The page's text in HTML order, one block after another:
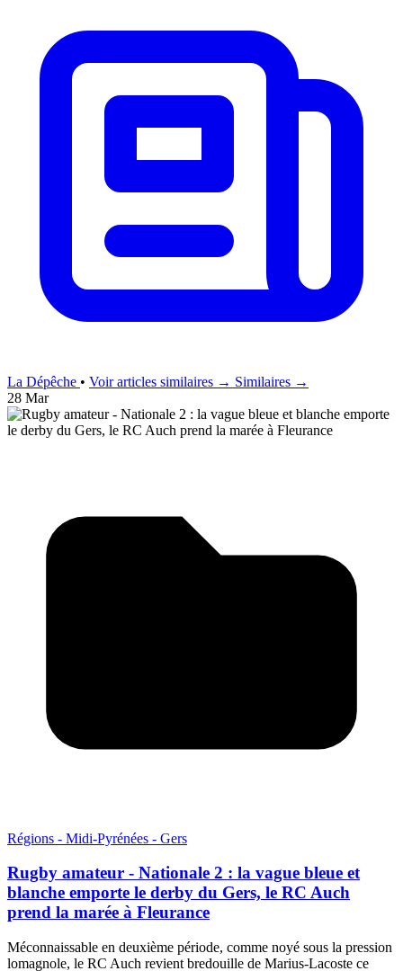
La Dépêche • Voir articles similaires → Similaires →
28 Mar
Régions - Midi-Pyrénées - Gers
Rugby amateur - Nationale 2 : la vague bleue et
blanche emporte le derby du Gers, le RC Auch
prend la marée à Fleurance
Méconnaissable en deuxième période, comme noyé sous la pression
lomagnole, le RC Auch revient bredouille de Marius-Lacoste ce